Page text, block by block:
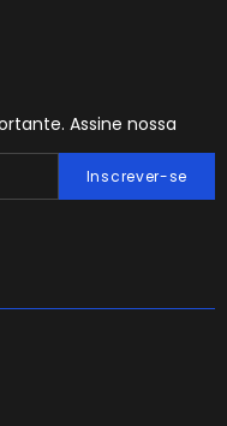
Assine nossa
Inscrever-se